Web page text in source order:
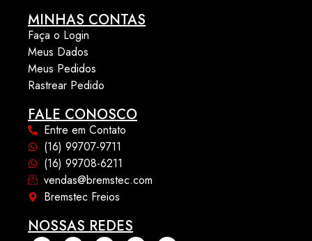
MINHAS CONTAS
Faça o Login
Meus Dados
Meus Pedidos
Rastrear Pedido
FALE CONOSCO
Entre em Contato
(16) 99707-9711
(16) 99708-6211
vendas@bremstec.com
Bremstec Freios
NOSSAS REDES